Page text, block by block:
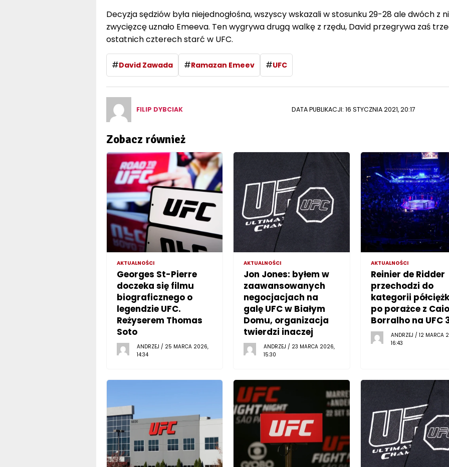
Decyzja sędziów była niejednogłośna, wszyscy wskazali w stosunku 29-28 ale dwóch z
zwycięzcę uznało Emeeva. Ten wygrywa drugą walkę z rzędu, David przegrywa zaś
ostatnich czterech starć w UFC.
#David Zawada #Ramazan Emeev #UFC
FILIP DYBCIAK DATA PUBLIKACJI: 16 STYCZNIA 2021, 20:17
Zobacz również
AKTUALNOŚCI
Georges St-Pierre
doczeka się filmu
biograficznego o
legendzie UFC.
Reżyserem Thomas
Soto
ANDRZEJ / 25 MARCA 2026,
14:34
AKTUALNOŚCI
Jon Jones: byłem w
zaawansowanych
negocjacjach na
galę UFC w Białym
Domu, organizacja
twierdzi inaczej
ANDRZEJ / 23 MARCA 2026,
15:30
AKTUALNOŚCI
Reinier de Ridder
przechodzi do
kategorii
po porażce z Caio
Borralho na UFC
ANDRZEJ / 12 MARCA
16:43